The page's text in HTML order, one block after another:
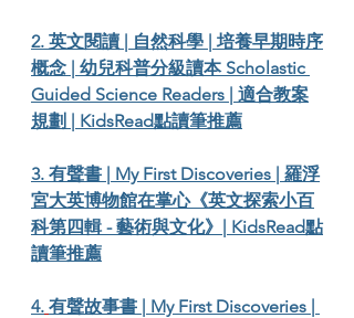
2. 英文閱讀 | 自然科學 | 培養早期時序
概念 | 幼兒科普分級讀本 Scholastic
Guided Science Readers | 適合教案
規劃 | KidsRead點讀筆推薦
3. 有聲書 | My First Discoveries | 羅浮
宮大英博物館在掌心《英文探索小百
科第四輯 - 藝術與文化》| KidsRead點
讀筆推薦
4. 有聲故事書 | My First Discoveries |